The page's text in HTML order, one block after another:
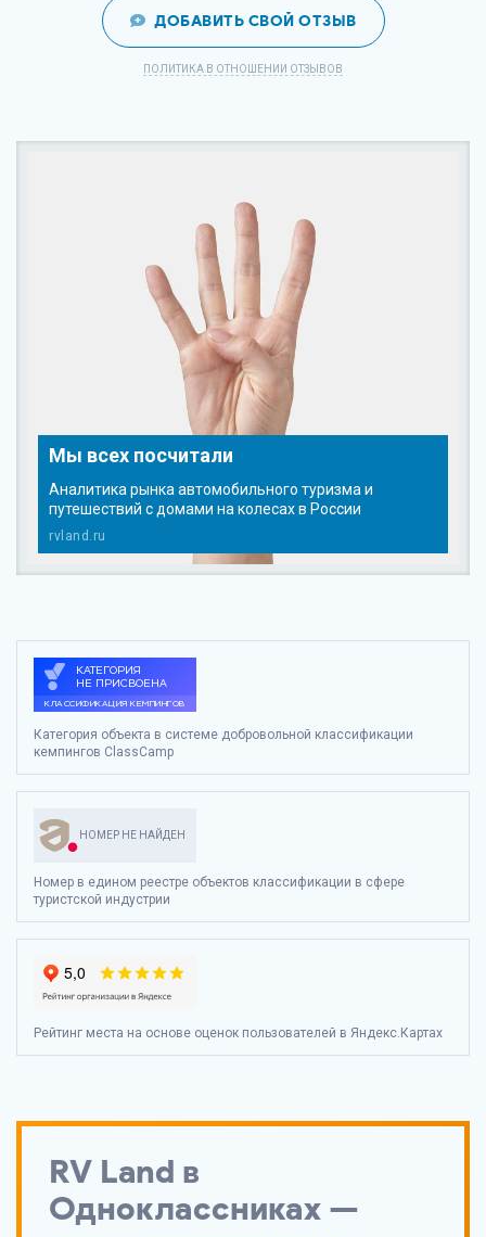
ДОБАВИТЬ СВОЙ ОТЗЫВ
ПОЛИТИКА В ОТНОШЕНИИ ОТЗЫВОВ
Мы всех посчитали
Аналитика рынка автомобильного туризма и
путешествий с домами на колесах в России
rvland.ru
Категория объекта в системе добровольной классификации
кемпингов ClassCamp
НОМЕР НЕ НАЙДЕН
Номер в едином реестре объектов классификации в сфере
туристской индустрии
Рейтинг места на основе оценок пользователей в Яндекс.Картах
RV Land в
Одноклассниках —